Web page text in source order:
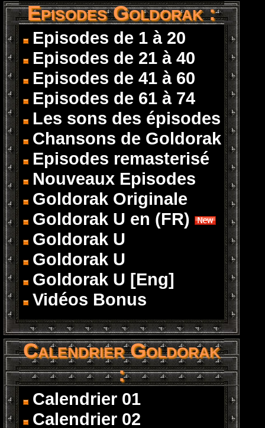
Episodes Goldorak :
Episodes de 1 à 20
Episodes de 21 à 40
Episodes de 41 à 60
Episodes de 61 à 74
Les sons des épisodes
Chansons de Goldorak
Episodes remasterisé
Nouveaux Episodes
Goldorak Originale
Goldorak U en (FR)
Goldorak U
Goldorak U
Goldorak U [Eng]
Vidéos Bonus
Calendrier Goldorak
:
Calendrier 01
Calendrier 02